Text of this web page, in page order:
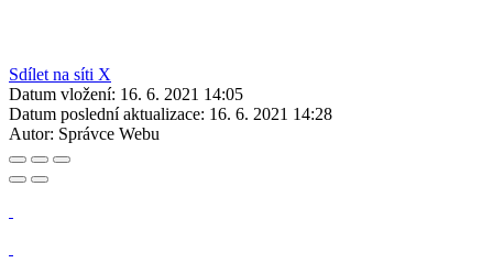
Sdílet na síti X
Datum vložení: 16. 6. 2021 14:05
Datum poslední aktualizace: 16. 6. 2021 14:28
Autor: Správce Webu